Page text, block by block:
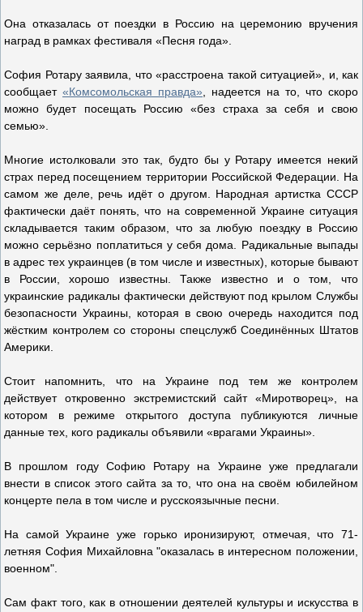
Она отказалась от поездки в Россию на церемонию вручения
наград в рамках фестиваля «Песня года».
София Ротару заявила, что «расстроена такой ситуацией», и, как
сообщает «Комсомольская правда» , надеется на то, что скоро
можно будет посещать Россию «без страха за себя и свою
семью».
Многие истолковали это так, будто бы у Ротару имеется некий
страх перед посещением территории Российской Федерации. На
самом же деле, речь идёт о другом. Народная артистка СССР
фактически даёт понять, что на современной Украине ситуация
складывается таким образом, что за любую поездку в Россию
можно серьёзно поплатиться у себя дома. Радикальные выпады
в адрес тех украинцев (в том числе и известных), которые бывают
в России, хорошо известны. Также известно и о том, что
украинские радикалы фактически действуют под крылом Службы
безопасности Украины, которая в свою очередь находится под
жёстким контролем со стороны спецслужб Соединённых Штатов
Америки.
Стоит напомнить, что на Украине под тем же контролем
действует откровенно экстремистский сайт «Миротворец», на
котором в режиме открытого доступа публикуются личные
данные тех, кого радикалы объявили «врагами Украины».
В прошлом году Софию Ротару на Украине уже предлагали
внести в список этого сайта за то, что она на своём юбилейном
концерте пела в том числе и русскоязычные песни.
На самой Украине уже горько иронизируют, отмечая, что 71-
летняя София Михайловна "оказалась в интересном положении,
военном".
Сам факт того, как в отношении деятелей культуры и искусства в